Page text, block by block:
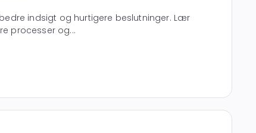
bedre indsigt og hurtigere beslutninger. Lær
processer og...